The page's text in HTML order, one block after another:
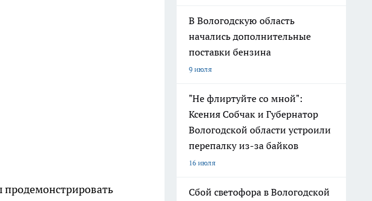
В Вологодскую область
начались дополнительные
поставки бензина
9 июля
"Не флиртуйте со мной":
Ксения Собчак и Губернатор
Вологодской области устроили
перепалку из-за байков
16 июля
Сбой светофора в Вологодской